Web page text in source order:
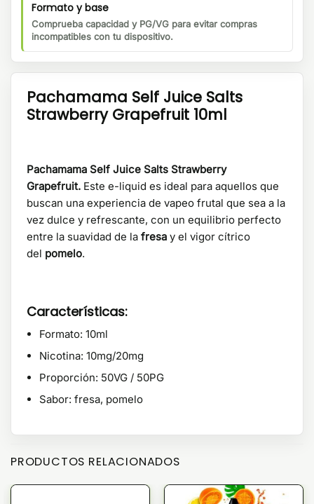
Formato y base
Comprueba capacidad y PG/VG para evitar compras
incompatibles con tu dispositivo.
Pachamama Self Juice Salts
Strawberry Grapefruit 10ml
Pachamama Self Juice Salts Strawberry
Grapefruit. Este e-liquid es ideal para aquellos que
buscan una experiencia de vapeo frutal que sea a la
vez dulce y refrescante, con un equilibrio perfecto
entre la suavidad de la fresa y el vigor cítrico
del pomelo.
Características:
Formato: 10ml
Nicotina: 10mg/20mg
Proporción: 50VG / 50PG
Sabor: fresa, pomelo
PRODUCTOS RELACIONADOS